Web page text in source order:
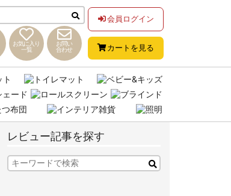
お気に入り
一覧
お問い
合わせ
会員ログイン
カートを見る
レビュー記事を探す